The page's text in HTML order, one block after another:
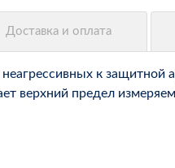
к защитной
верхний предел